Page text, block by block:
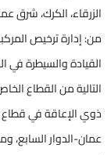
الزرقاء، الكرك، شرق
من: إدارة ترخيص
القيادة والسيطرة في
التالية من القطاع
ذوي الإعاقة في
عمان-الدوار السابع،